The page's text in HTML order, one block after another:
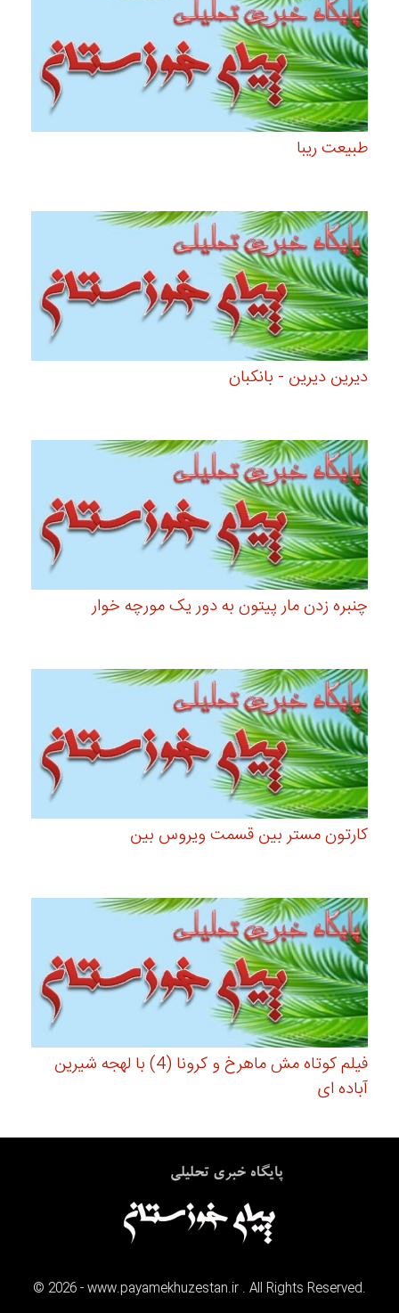
طبیعت ریبا
دیرین دیرین - بانکبان
چنبره زدن مار پیتون به دور یک مورچه خوار
کارتون مستر بین قسمت ویروس بین
فیلم کوتاه مش ماهرخ و کرونا (4) با لهجه شیرین
آباده ای
© 2026- www.payamekhuzestan.ir . All Rights Reserved.